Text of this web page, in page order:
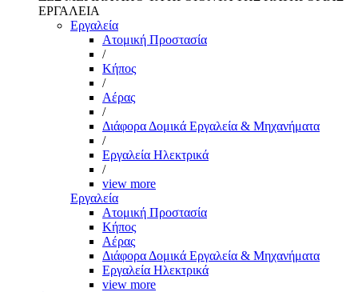
ΕΡΓΑΛΕΙΑ
Εργαλεία
Aτομική Προστασία
/
Kήπος
/
Αέρας
/
Διάφορα Δομικά Εργαλεία & Μηχανήματα
/
Εργαλεία Ηλεκτρικά
/
view more
Εργαλεία
Aτομική Προστασία
Kήπος
Αέρας
Διάφορα Δομικά Εργαλεία & Μηχανήματα
Εργαλεία Ηλεκτρικά
view more